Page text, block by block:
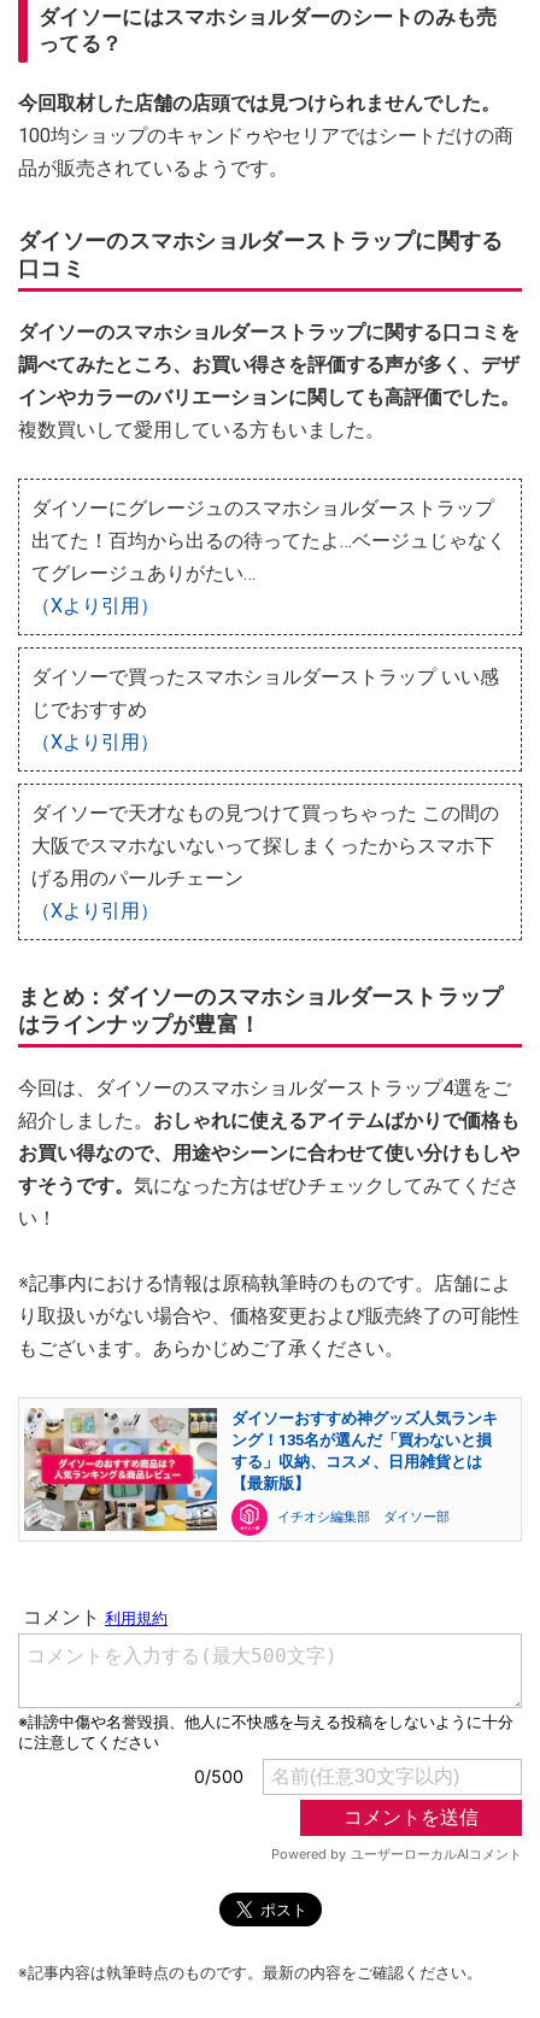
ダイソーにはスマホショルダーのシートのみも売
ってる？
今回取材した店舗の店頭では見つけられませんでした。
100均ショップのキャンドゥやセリアではシートだけの商
品が販売されているようです。
ダイソーのスマホショルダーストラップに関する
口コミ
ダイソーのスマホショルダーストラップに関する口コミを
調べてみたところ、お買い得さを評価する声が多く、デザ
インやカラーのバリエーションに関しても高評価でした。
複数買いして愛用している方もいました。
ダイソーにグレージュのスマホショルダーストラップ
出てた！百均から出るの待ってたよ…ベージュじゃなく
てグレージュありがたい…
（Xより引用）
ダイソーで買ったスマホショルダーストラップ いい感
じでおすすめ
（Xより引用）
ダイソーで天才なもの見つけて買っちゃった この間の
大阪でスマホないないって探しまくったからスマホ下
げる用のパールチェーン
（Xより引用）
まとめ：ダイソーのスマホショルダーストラップ
はラインナップが豊富！
今回は、ダイソーのスマホショルダーストラップ4選をご
紹介しました。 おしゃれに使えるアイテムばかりで価格も
お買い得なので、用途やシーンに合わせて使い分けもしや
すそうです。 気になった方はぜひチェックしてみてくださ
い！
※記事内における情報は原稿執筆時のものです。店舗によ
り取扱いがない場合や、価格変更および販売終了の可能性
もございます。あらかじめご了承ください。
ダイソーおすすめ神グッズ人気ランキ
ング！135名が選んだ「買わないと損
する」収納、コスメ、日用雑貨とは
【最新版】
イチオシ編集部 ダイソー部
※記事内容は執筆時点のものです。最新の内容をご確認ください。